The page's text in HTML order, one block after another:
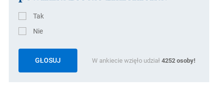
Tak
Nie
GŁOSUJ W ankiecie wzięło udział4252osoby!